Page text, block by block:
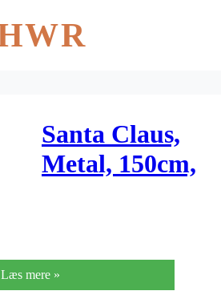
Santa Claus,
Metal, 150cm,
Læs mere »